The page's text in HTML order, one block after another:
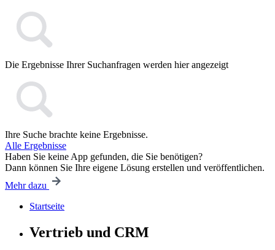
Die Ergebnisse Ihrer Suchanfragen werden hier angezeigt
Ihre Suche brachte keine Ergebnisse.
Alle Ergebnisse
Haben Sie keine App gefunden, die Sie benötigen?
Dann können Sie Ihre eigene Lösung erstellen und veröffentlichen.
Mehr dazu
Startseite
Vertrieb und CRM